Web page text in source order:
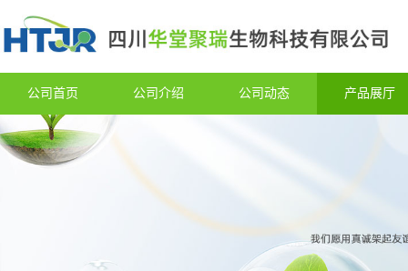
公司首页 公司介绍 公司动态 产品展厅